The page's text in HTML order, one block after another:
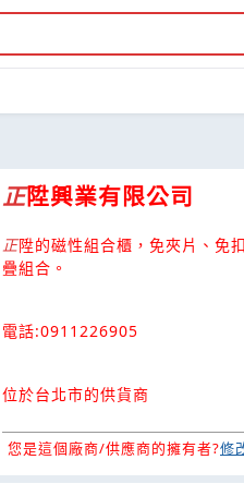
正陞興業有限公司
正陞的磁性組合櫃，免夾片、免
疊組合。
電話:0911226905
位於台北市的供貨商
您是這個廠商/供應商的擁有者?修